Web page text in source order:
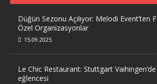
Düğün Sezonu Açılıyor: Melodi Event’ten
Özel Organizasyonlar
15.09.2025
Le Chic Restaurant: Stuttgart
eğlencesi